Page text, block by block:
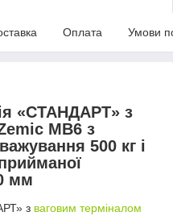
Оплата Умови
«СТАНДАРТ» з
MB6 з
500 кг і
мм
з ваговим терміналом